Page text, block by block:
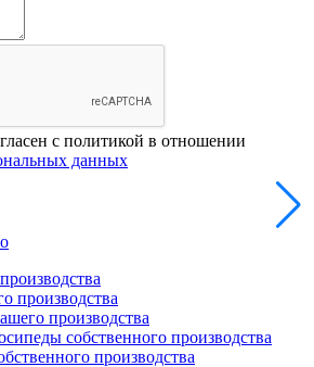
с политикой в отношении
данных
производства
производства
собственного производства
производства